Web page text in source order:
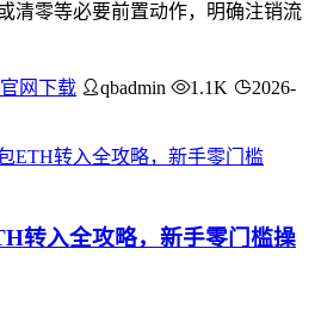
清零等必要前置动作，明确注销流
网下载 qbadmin 1.1K
2026-
转入全攻略，新手零门槛操